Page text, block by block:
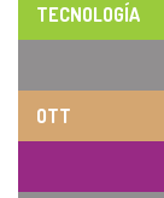
TECNOLOGÍA
OTT